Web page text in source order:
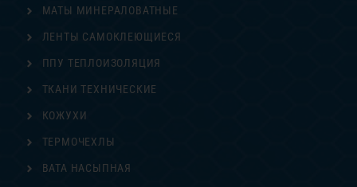
МАТЫ МИНЕРАЛОВАТНЫЕ
ЛЕНТЫ САМОКЛЕЮЩИЕСЯ
ППУ ТЕПЛОИЗОЛЯЦИЯ
ТКАНИ ТЕХНИЧЕСКИЕ
КОЖУХИ
ТЕРМОЧЕХЛЫ
ВАТА НАСЫПНАЯ